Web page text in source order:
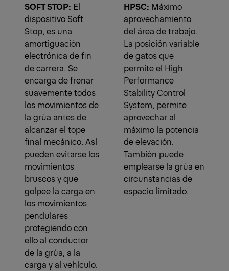
SOFT STOP: El
dispositivo Soft
Stop, es una
amortiguación
electrónica de fin
de carrera. Se
encarga de frenar
suavemente todos
los movimientos de
la grúa antes de
alcanzar el tope
final mecánico. Así
pueden evitarse los
movimientos
bruscos y que
golpee la carga en
los movimientos
pendulares
protegiendo con
ello al conductor
de la grúa, a la
carga y al vehículo.
HPSC: Máximo
aprovechamiento
del área de trabajo.
La posición variable
de gatos que
permite el High
Performance
Stability Control
System, permite
aprovechar al
máximo la potencia
de elevación.
También puede
emplearse la grúa en
circunstancias de
espacio limitado.